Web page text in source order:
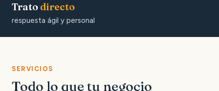
Trato directo
respuesta ágil y personal
SERVICIOS
Todo lo que tu negocio